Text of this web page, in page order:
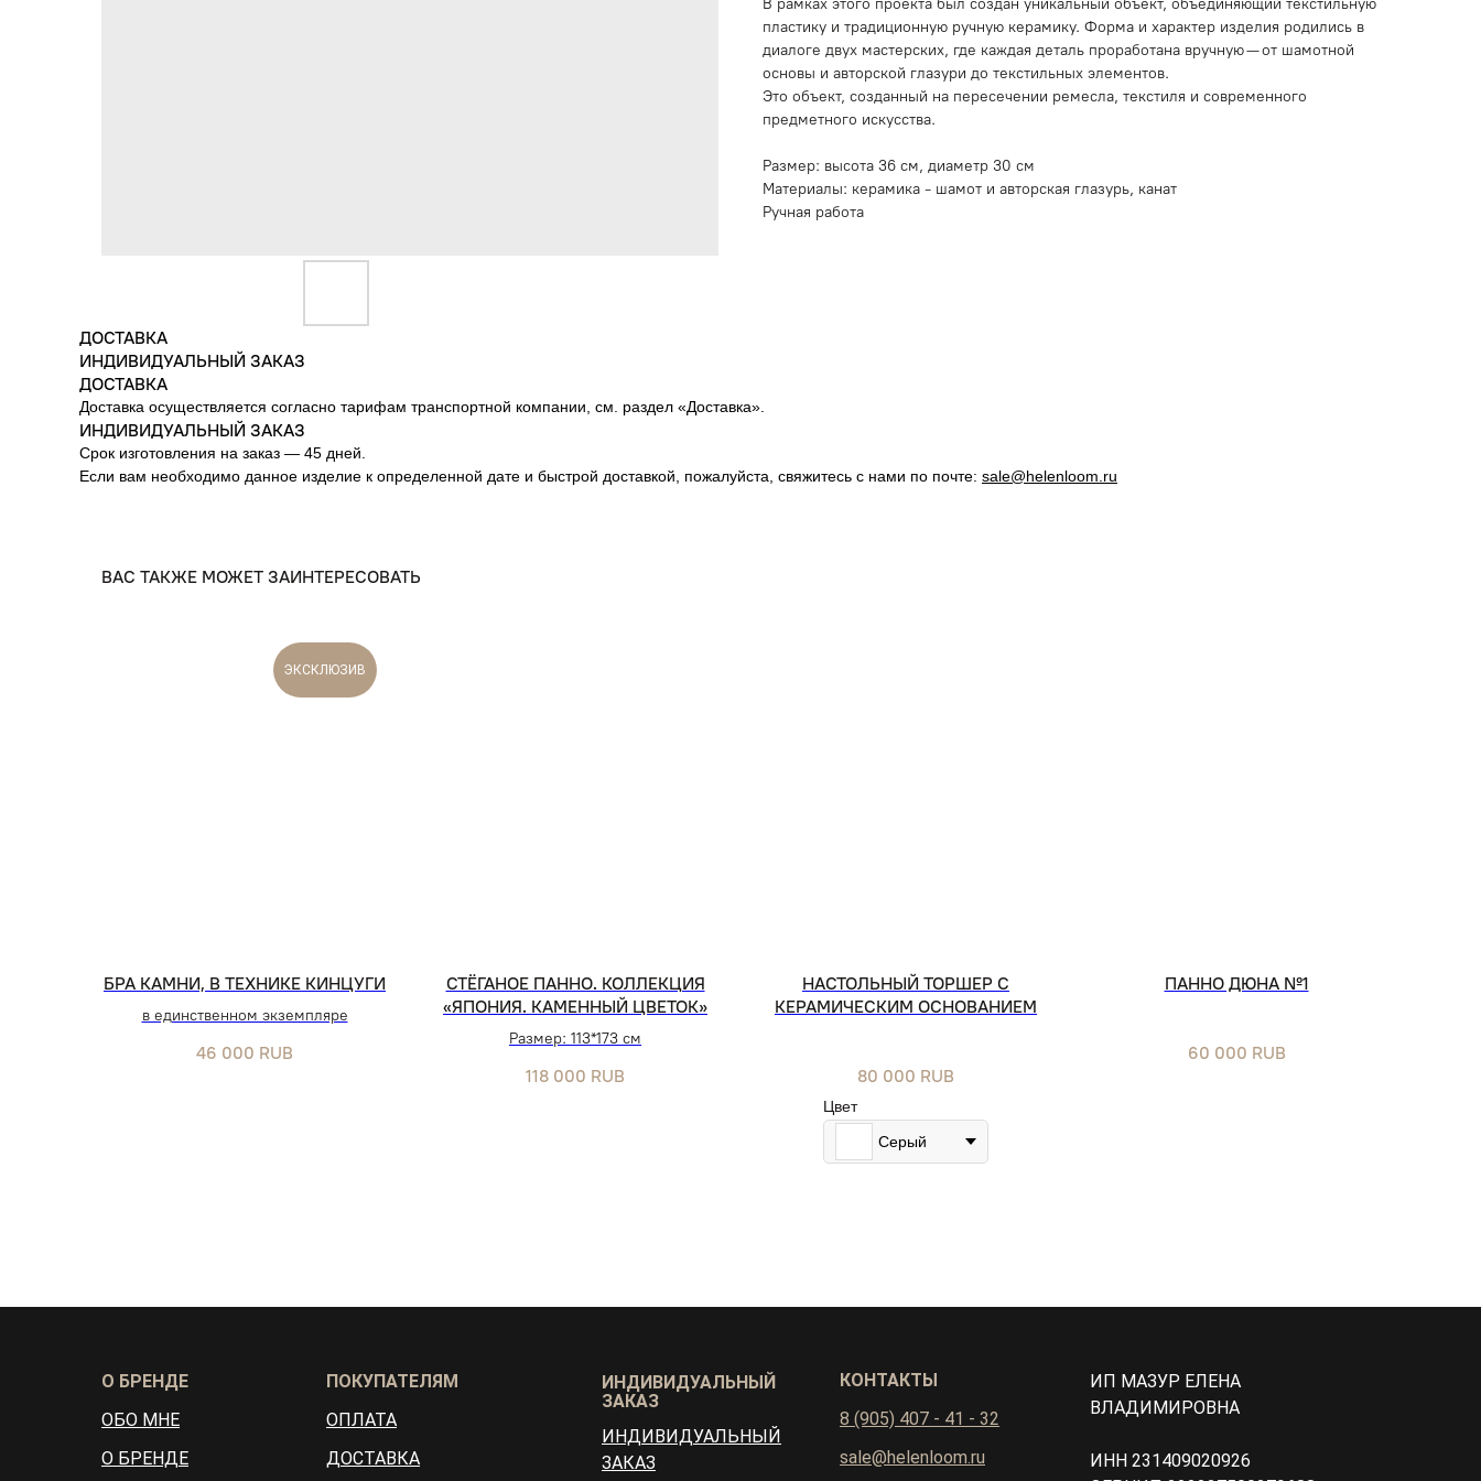
В рамках этого проекта был создан уникальный объект, объединяющий текстильную
пластику и традиционную ручную керамику. Форма и характер изделия родились в
диалоге двух мастерских, где каждая деталь проработана вручную — от шамотной
основы и авторской глазури до текстильных элементов.
Это объект, созданный на пересечении ремесла, текстиля и современного
предметного искусства.
Размер: высота 36 см, диаметр 30 см
Материалы: керамика - шамот и авторская глазурь, канат
Ручная работа
ДОСТАВКА
ИНДИВИДУАЛЬНЫЙ ЗАКАЗ
ДОСТАВКА
Доставка осуществляется согласно тарифам транспортной компании, см. раздел «Доставка».
ИНДИВИДУАЛЬНЫЙ ЗАКАЗ
Срок изготовления на заказ — 45 дней.
Если вам необходимо данное изделие к определенной дате и быстрой доставкой, пожалуйста, свяжитесь с нами по почте: sale@helenloom.ru
ВАС ТАКЖЕ МОЖЕТ ЗАИНТЕРЕСОВАТЬ
ЭКСКЛЮЗИВ
БРА КАМНИ, В ТЕХНИКЕ КИНЦУГИ
в единственном экземпляре
46 000 RUB
СТЁГАНОЕ ПАННО. КОЛЛЕКЦИЯ
«ЯПОНИЯ. КАМЕННЫЙ ЦВЕТОК»
Размер: 113*173 см
118 000 RUB
НАСТОЛЬНЫЙ ТОРШЕР С
КЕРАМИЧЕСКИМ ОСНОВАНИЕМ
80 000 RUB
Цвет
Серый
ПАННО ДЮНА №1
60 000 RUB
ПОКУПАТЕЛЯМ
ОПЛАТА
ДОСТАВКА
КОНТАКТЫ
8 (905) 407 - 41 - 32
sale@helenloom.ru
ИНДИВИДУАЛЬНЫЙ
ЗАКАЗ
ИНДИВИДУАЛЬНЫЙ
ЗАКАЗ
О БРЕНДЕ
ОБО МНЕ
О БРЕНДЕ
ИП МАЗУР ЕЛЕНА
ВЛАДИМИРОВНА
ИНН 231409020926